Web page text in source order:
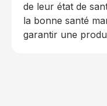
de leur état de
la bonne santé
garantir une